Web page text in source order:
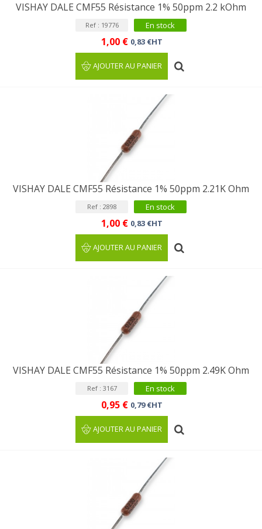
VISHAY DALE CMF55 Résistance 1% 50ppm 2.2 kOhm
Ref : 19776 En stock
1,00 € 0,83 €HT
AJOUTER AU PANIER
VISHAY DALE CMF55 Résistance 1% 50ppm 2.21K Ohm
Ref : 2898 En stock
1,00 € 0,83 €HT
AJOUTER AU PANIER
VISHAY DALE CMF55 Résistance 1% 50ppm 2.49K Ohm
Ref : 3167 En stock
0,95 € 0,79 €HT
AJOUTER AU PANIER